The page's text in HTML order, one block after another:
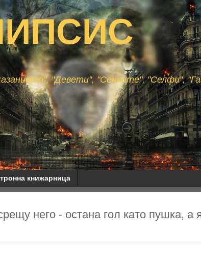
"Девети", "Сенките", "Селфи",
книжарница
него - остана гол като пушка, а